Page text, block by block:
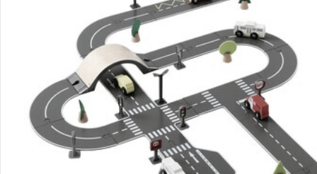
Unternehmen
Sicher & flexibel bezahlen